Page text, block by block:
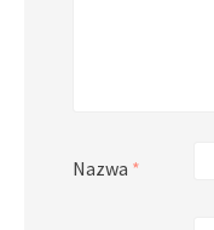
Nazwa *